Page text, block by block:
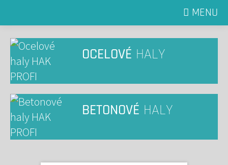
OCELOVÉ HALY
BETONOVÉ HALY
MENU